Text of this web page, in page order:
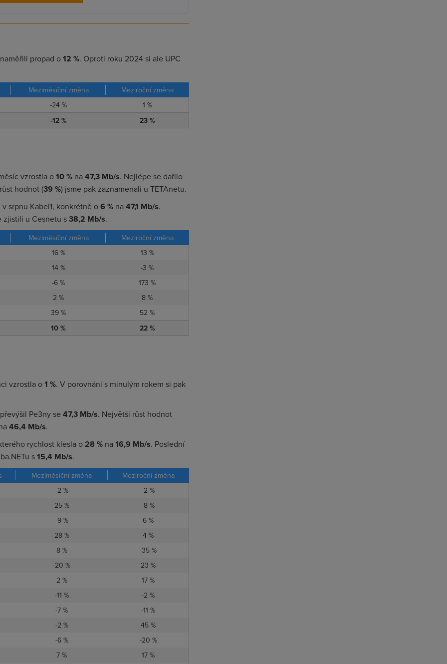
propad o12 %. Oproti roku 2024 si ale UPC
Meziměsíční změna
Meziroční změna
-24 %
1 %
-12 % 23 %
vzrostla o10 % na47,3 Mb/s. Nejlépe se dařilo
hodnot (39 %) jsme pak zaznamenali u TETAnetu.
srpnu Kabel1, konkrétně o6 % na47,1 Mb/s.
zjistili u Cesnetu s38,2 Mb/s.
Meziměsíční změna
Meziroční změna
16 %
13 %
14 %
-3 %
-6 %
173 %
2 %
8 %
39 %
52 %
10 % 22 %
vzrostla o1 %. V porovnání s minulým rokem si pak
Pe3ny se 47,3 Mb/s. Největší růst hodnot
46,4 Mb/s.
rychlost klesla o28 % na16,9 Mb/s. Poslední
s15,4 Mb/s.
Meziměsíční změna
Meziroční změna
-2 %
-2 %
25 %
-8 %
-9 %
6 %
28 %
4 %
8 %
-35 %
-20 %
23 %
2 %
17 %
-11 %
-2 %
-7 %
-11 %
-2 %
45 %
-6 %
-20 %
7 %
17 %